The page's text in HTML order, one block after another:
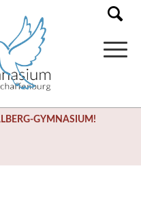
GYMNASIUM!